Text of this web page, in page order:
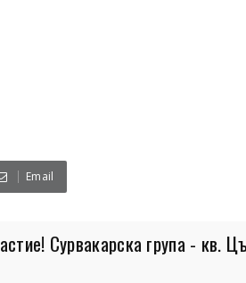
Email
Сурвакарска група - кв.